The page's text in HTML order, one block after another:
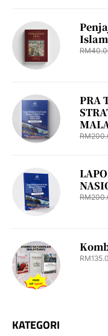
RM
PRA
RM
RM
RM
KATEGORI